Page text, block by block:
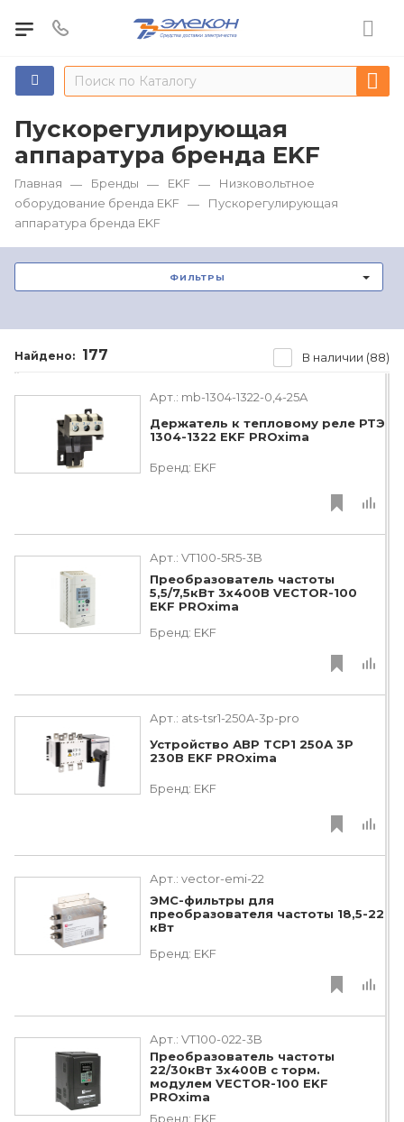
Пускорегулирующая
аппаратура бренда EKF
Главная — Бренды — EKF —
Низковольтное
оборудование бренда EKF —
Пускорегулирующая
аппаратура бренда EKF
ФИЛЬТРЫ
Найдено: 177 В наличии (88)
Арт.: mb-1304-1322-0,4-25A
Держатель к тепловому реле РТЭ
1304-1322 EKF PROxima
Бренд: EKF
Арт.: VT100-5R5-3B
Преобразователь частоты
5,5/7,5кВт 3х400В VECTOR-100
EKF PROxima
Бренд: EKF
Арт.: ats-tsr1-250A-3p-pro
Устройство АВР ТСР1 250А 3Р
230В EKF PROxima
Бренд: EKF
Арт.: vector-emi-22
ЭМС-фильтры для
преобразователя частоты 18,5-22
кВт
Бренд: EKF
Арт.: VT100-022-3B
Преобразователь частоты
22/30кВт 3х400В с торм.
модулем VECTOR-100 EKF
PROxima
Бренд: EKF